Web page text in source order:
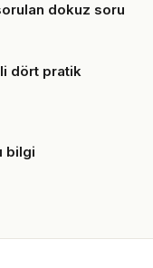
dokuz soru
dört pratik
bilgi